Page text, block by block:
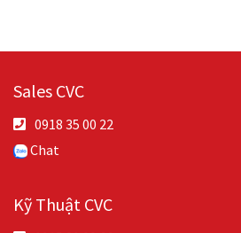
Sales CVC
0918 35 00 22
Chat
Kỹ Thuật CVC